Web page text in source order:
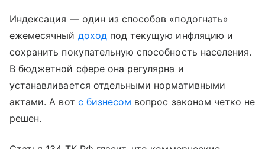
Индексация — один из способов «подогнать»
ежемесячный доходпод текущую инфляцию и
сохранить покупательную способность населения.
В бюджетной сфере она регулярна и
устанавливается отдельными нормативными
актами. А вот с бизнесом вопрос законом четко не
решен.